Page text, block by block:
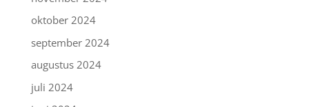
oktober 2024
september 2024
augustus 2024
juli 2024